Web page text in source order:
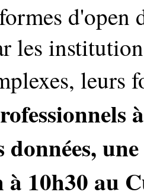
d'open
les
leurs
données,
10h30 au